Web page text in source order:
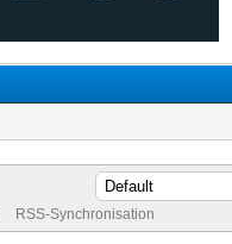
RSS-Synchronisation